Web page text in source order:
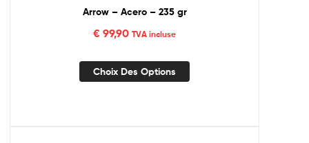
Arrow – Acero – 235 gr
€ 99,90 TVA incluse
Choix Des Options